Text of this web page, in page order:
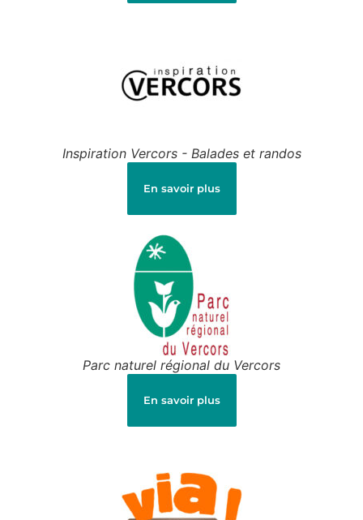
Inspiration Vercors - Balades et randos
En savoir plus
Parc naturel régional du Vercors
En savoir plus